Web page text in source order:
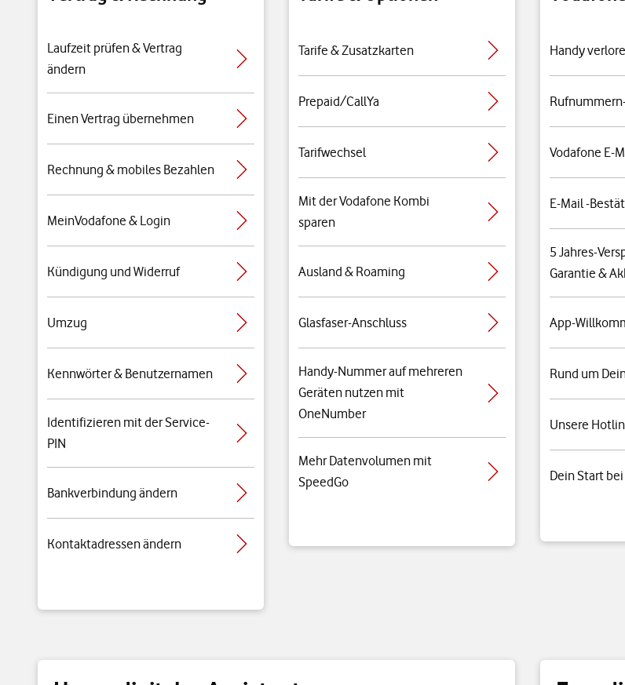
Laufzeit prüfen & Vertrag
ändern
Einen Vertrag übernehmen
Rechnung & mobiles Bezahlen
MeinVodafone & Login
Kündigung und Widerruf
Umzug
Kennwörter & Benutzernamen
Identifizieren mit der Service-
PIN
Bankverbindung ändern
Kontaktadressen ändern
Tarife & Zusatzkarten
Prepaid/CallYa
Tarifwechsel
Mit der Vodafone Kombi
sparen
Ausland & Roaming
Glasfaser-Anschluss
Handy-Nummer auf mehreren
Geräten nutzen mit
OneNumber
Mehr Datenvolumen mit
SpeedGo
Handy
Vodafone E-
E-Mail -
5 Jahres-
Garantie &
App-
Rund um
Unsere
Dein Start